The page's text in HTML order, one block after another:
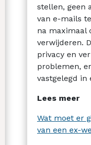
stellen, geen
van e-mails
na maximaal
verwijderen.
privacy en
problemen,
vastgelegd in
Lees meer
Wat moet er
van een ex-